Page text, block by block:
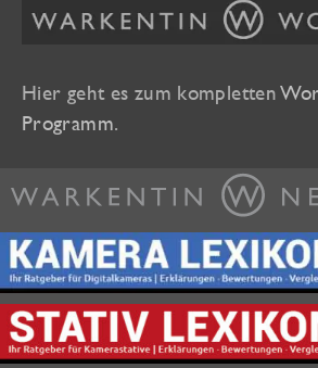
Hier geht es zum kompletten
Programm.